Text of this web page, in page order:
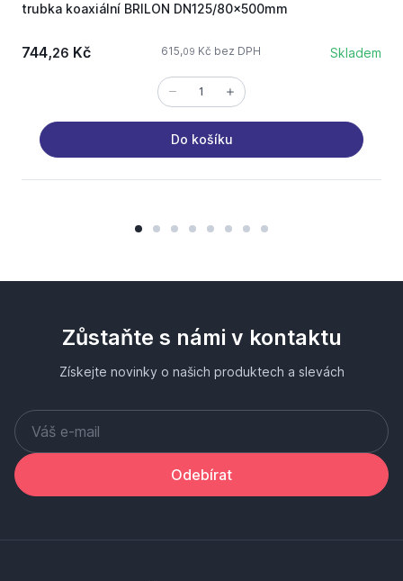
trubka koaxiální BRILON DN125/80x500mm
744,26 Kč 615,09 Kč bez DPH Skladem
Do košíku
Zůstaňte s námi v kontaktu
Získejte novinky o našich produktech a slevách
Odebírat